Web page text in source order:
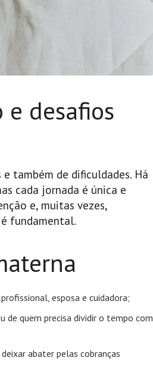
desafios
também de dificuldades. Há
cada jornada é única e
e, muitas vezes,
fundamental.
esposa e cuidadora;
de quem precisa dividir o tempo com
abater pelas cobranças